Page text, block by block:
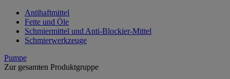
Antihaftmittel
Fette und Öle
Schmiermittel und Anti-Blockier-Mittel
Schmierwerkzeuge
Pumpe
Zur gesamten Produktgruppe